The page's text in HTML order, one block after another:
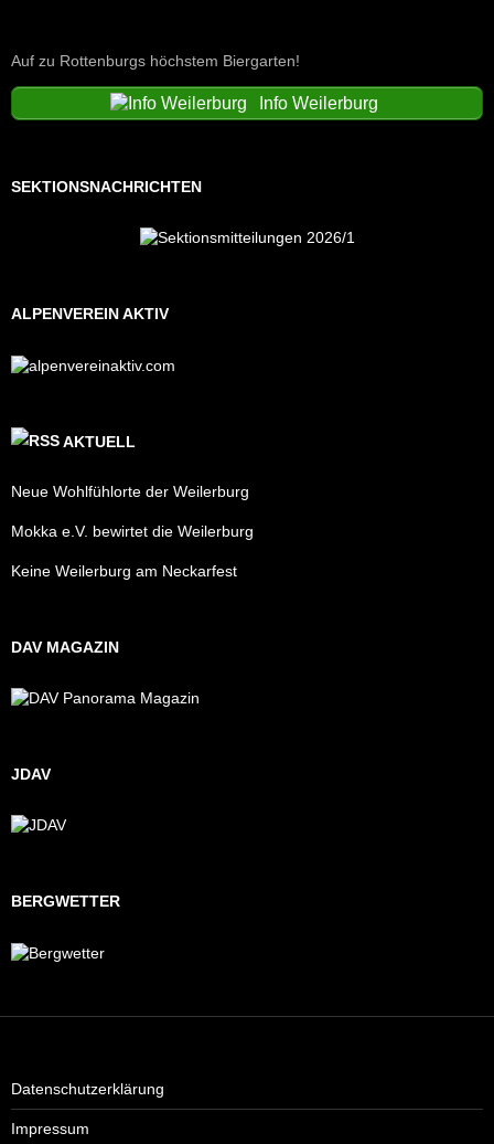
Auf zu Rottenburgs höchstem Biergarten!
Info Weilerburg
SEKTIONSNACHRICHTEN
ALPENVEREIN AKTIV
AKTUELL
Neue Wohlfühlorte der Weilerburg
Mokka e.V. bewirtet die Weilerburg
Keine Weilerburg am Neckarfest
DAV MAGAZIN
JDAV
BERGWETTER
Datenschutzerklärung
Impressum